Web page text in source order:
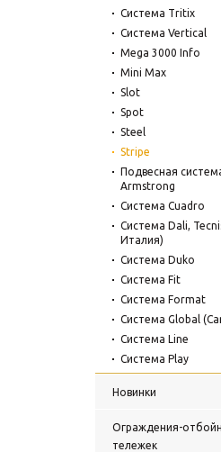
Система Tritix
Система Vertical
Mega 3000 Info
Mini Max
Slot
Spot
Steel
Stripe
Подвесная
Armstrong
Система Cuadro
Система Dali,
Италия)
Система Duko
Система Fit
Система Format
Система Global
Система Line
Система Play
Система Неофикс
нержавейки Neka
Новинки
Ограждения-
тележек